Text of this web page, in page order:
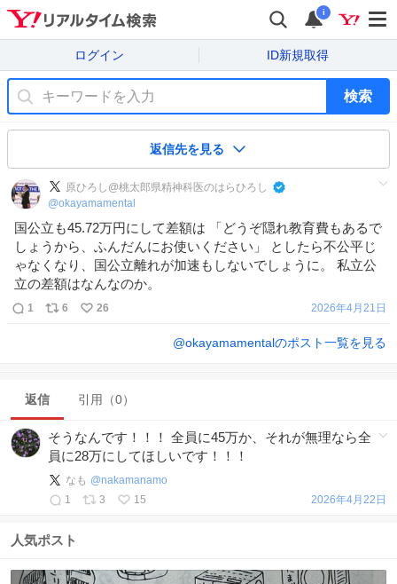
i
ログイン ID新規取得
検索
返信先を見る
原ひろし@桃太郎県精神科医のはらひろし
@okayamamental
国公立も45.72万円にして差額は 「どうぞ隠れ教育費もあるで
しょうから、ふんだんにお使いください」 としたら不公平じ
ゃなくなり、国公立離れが加速もしないでしょうに。 私立公
立の差額はなんなのか。
1 6 26 2026年4月21日
@okayamamentalのポスト一覧を見る
返信 引用（0）
そうなんです！！！ 全員に45万か、それが無理なら全
員に28万にしてほしいです！！！
なも @nakamanamo
1
3 15 2026年4月22日
人気ポスト